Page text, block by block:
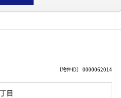
〔物件ID〕 0000062014
目